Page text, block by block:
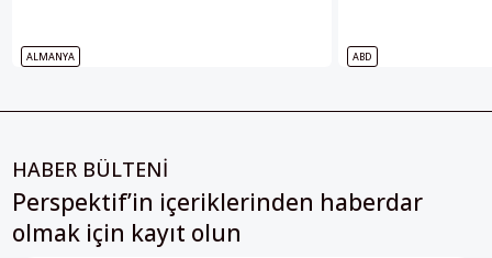
ALMANYA ABD
HABER BÜLTENİ
Perspektif’in içeriklerinden haberdar
olmak için kayıt olun